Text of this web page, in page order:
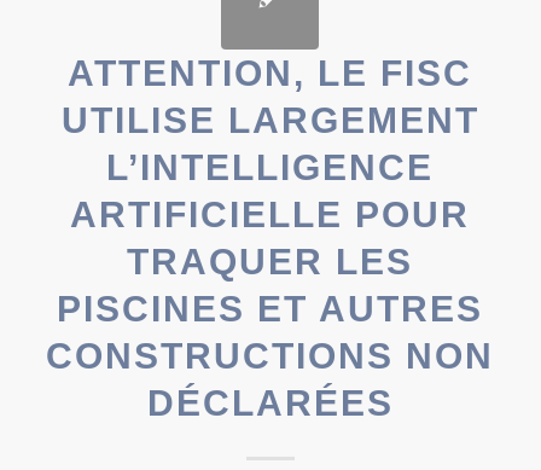
ATTENTION, LE FISC
UTILISE LARGEMENT
L’INTELLIGENCE
ARTIFICIELLE POUR
TRAQUER LES
PISCINES ET AUTRES
CONSTRUCTIONS NON
DÉCLARÉES